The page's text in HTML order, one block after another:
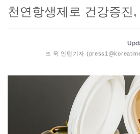
천연항생제로 건강증진,
조 욱 인턴기자